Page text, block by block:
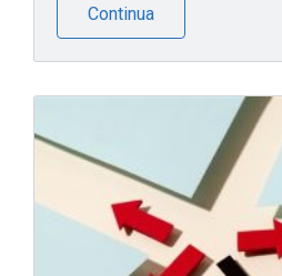
Continua